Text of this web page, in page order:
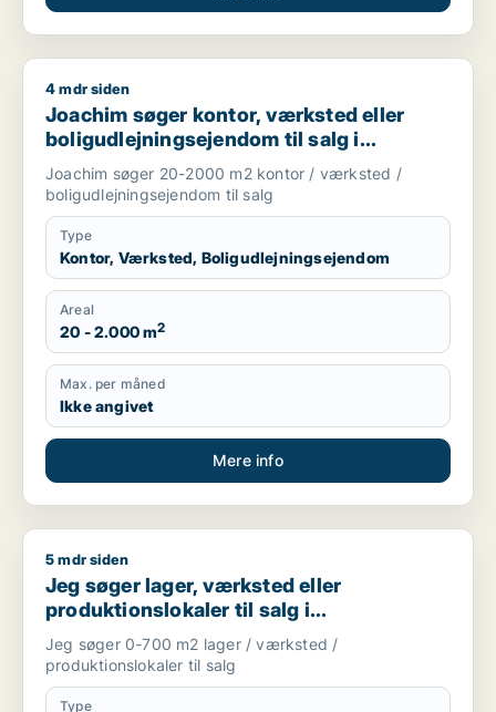
Joachim søger kontor, værksted eller
4 mdr siden
Joachim søger kontor, værksted eller
boligudlejningsejendom til salg i
Storkøbenhavn
Joachim søger 20-2000 m2 kontor / værksted /
boligudlejningsejendom til salg
Type
Kontor, Værksted, Boligudlejningsejendom
Areal
20 - 2.000 m2
Max. per måned
Ikke angivet
Mere info
Jeg søger lager, værksted eller produktionslokaler til salg i
5 mdr siden
Jeg søger lager, værksted eller
produktionslokaler til salg i
Storkøbenhavn
Jeg søger 0-700 m2 lager / værksted /
produktionslokaler til salg
Type